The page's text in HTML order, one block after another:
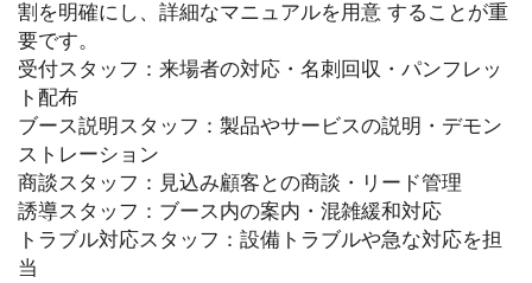
割を明確にし、詳細なマニュアルを用意 することが重
要です。
受付スタッフ：来場者の対応・名刺回収・パンフレッ
ト配布
ブース説明スタッフ：製品やサービスの説明・デモン
ストレーション
商談スタッフ：見込み顧客との商談・リード管理
誘導スタッフ：ブース内の案内・混雑緩和対応
トラブル対応スタッフ：設備トラブルや急な対応を担
当